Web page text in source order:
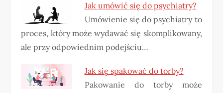
Jak umówić się do psychiatry?
Umówienie się do psychiatry to
proces, który może wydawać się skomplikowany,
ale przy odpowiednim podejściu…
Jak się spakować do torby?
Pakowanie do torby może